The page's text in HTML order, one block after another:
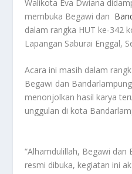
Walikota Eva Dwiana
membuka Begawi dan
dalam rangka HUT ke-342
Lapangan Saburai Enggal,
Acara ini masih dalam
Begawi dan
menonjolkan hasil karya
unggulan di kota
“Alhamdulillah, Begawi
resmi dibuka, kegiatan ini